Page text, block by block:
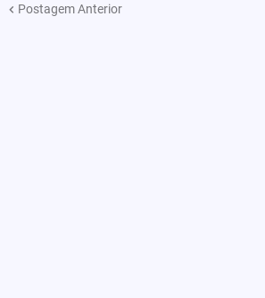
Postagem Anterior